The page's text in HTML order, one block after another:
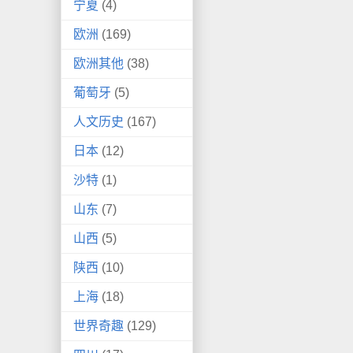
宁夏 (4)
欧洲 (169)
欧洲其他 (38)
葡萄牙 (5)
人文历史 (167)
日本 (12)
沙特 (1)
山东 (7)
山西 (5)
陕西 (10)
上海 (18)
世界奇趣 (129)